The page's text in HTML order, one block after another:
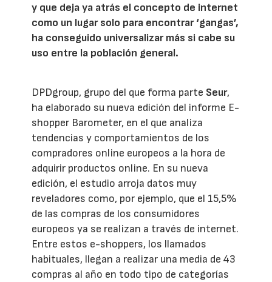
y que deja ya atrás el concepto de internet
como un lugar solo para encontrar ‘gangas’,
ha conseguido universalizar más si cabe su
uso entre la población general.
DPDgroup, grupo del que forma parte Seur,
ha elaborado su nueva edición del informe E-
shopper Barometer, en el que analiza
tendencias y comportamientos de los
compradores online europeos a la hora de
adquirir productos online. En su nueva
edición, el estudio arroja datos muy
reveladores como, por ejemplo, que el 15,5%
de las compras de los consumidores
europeos ya se realizan a través de internet.
Entre estos e-shoppers, los llamados
habituales, llegan a realizar una media de 43
compras al año en todo tipo de categorías